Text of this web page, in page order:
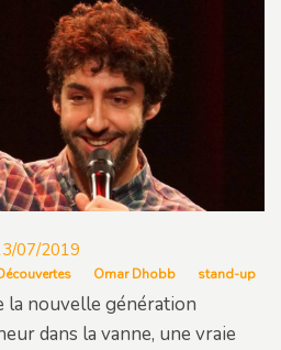
07/2019
Omar Dhobb stand-up
la nouvelle génération
dans la vanne, une vraie